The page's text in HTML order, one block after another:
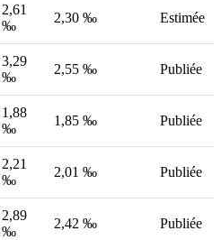
2,61
‰
2,30 ‰ Estimée
3,29
‰
2,55 ‰ Publiée
1,88
‰
1,85 ‰ Publiée
2,21
‰
2,01 ‰ Publiée
2,89
‰
2,42 ‰ Publiée